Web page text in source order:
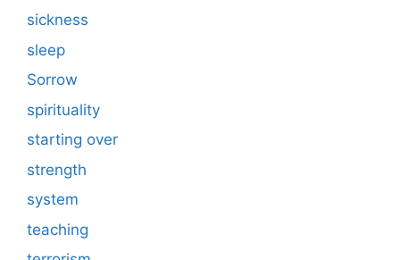
sickness
sleep
Sorrow
spirituality
starting over
strength
system
teaching